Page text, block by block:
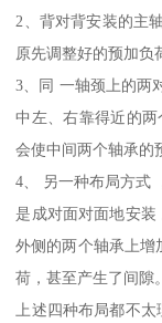
2、背对背安装的主
原先调整好的预加负
3、同 一轴颈上的两
中左、右靠得近的
会使中间两个轴承的
4、 另一种布局方式
是成对面对面地安
外侧的两个轴承上增
荷，甚至产生了间隙。
上述四种布局都不